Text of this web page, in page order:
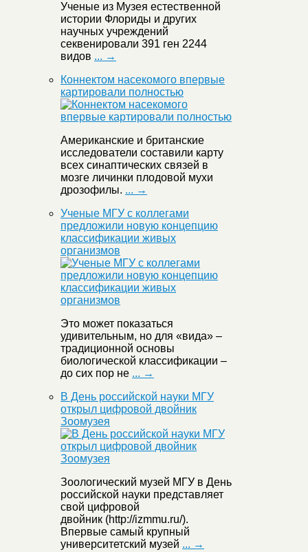
Ученые из Музея естественной
истории Флориды и других
научных учреждений
секвенировали 391 ген 2244
видов ... →
Коннектом насекомого впервые
картировали полностью
Американские и британские
исследователи составили карту
всех синаптических связей в
мозге личинки плодовой мухи
дрозофилы. ... →
Ученые МГУ с коллегами
предложили новую концепцию
классификации живых
организмов
Это может показаться
удивительным, но для «вида» –
традиционной основы
биологической классификации –
до сих пор не ... →
В День российской науки МГУ
открыл цифровой двойник
Зоомузея
Зоологический музей МГУ в День
российской науки представляет
свой цифровой
двойник (http://izmmu.ru/).
Впервые самый крупный
университетский музей ... →